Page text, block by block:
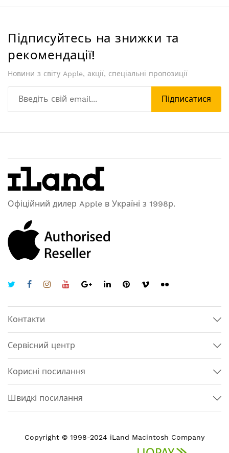
Підписуйтесь на знижки та
рекомендації!
Новини з світу Apple, акції, спеціальні пропозиції
Підписатися
Офіційний дилер Apple в Україні з 1998р.
Контакти
Сервісний центр
Корисні посилання
Швидкі посилання
Copyright © 1998-2024 iLand Macintosh Company